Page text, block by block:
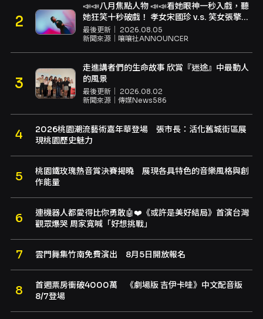
📣📣八月焦點人物 📣📣看她眼神一秒入戲，聽
她狂笑十秒破戲！ 孝女宋國珍 v.s. 笑女張擎
佳：本是同根生，相約壓車別太急
最後更新｜ 2026.08.05
新聞來源｜ 嚷嚷社ANNOUNCER
走進講者們的生命故事 欣賞『迷途』中最動人
的風景
最後更新｜ 2026.08.02
新聞來源｜ 傳媒News586
2026桃園潮流藝術嘉年華登場 張市長：活化舊城街區展
現桃園歷史魅力
桃園鐵玫瑰熱音賞決賽揭曉 展現各具特色的音樂風格與創
作能量
連機器人都愛得比你勇敢🤖❤️《或許是美好結局》首演台灣
觀眾爆哭 周家寬喊「好想挑戰」
雲門舞集竹南免費演出 8月5日開放報名
首週票房衝破4000萬 《劇場版 吉伊卡哇》中文配音版
8/7登場